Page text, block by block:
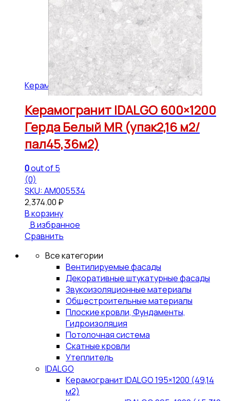
Керамогранит IDALGO 600x1200 (45,36 м2)
Керамогранит IDALGO 600×1200
Герда Белый МR (упак2,16 м2/
пал45,36м2)
0out of 5
(0)
SKU: АМ005534
2,374.00 ₽
В корзину
В избранное
Сравнить
Все категории
Вентилируемые фасады
Декоративные штукатурные фасады
Звукоизоляционные материалы
Общестроительные материалы
Плоские кровли, Фундаменты,
Гидроизоляция
Потолочная система
Скатные кровли
Утеплитель
IDALGO
Керамогранит IDALGO 195×1200 (49,14
м2)